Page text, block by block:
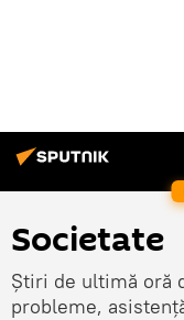
Societate
Știri de ultimă oră
probleme,